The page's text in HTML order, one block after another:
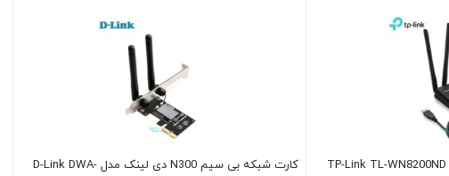
کارت شبکه بی سیم N300 دی لینک مدل D-Link DWA-